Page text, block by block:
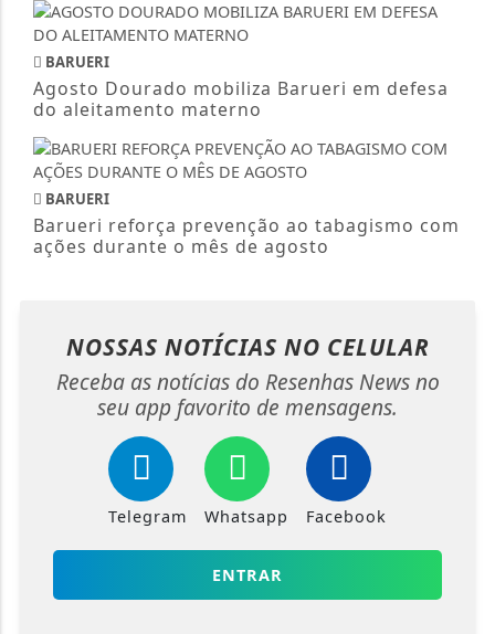
BARUERI
Agosto Dourado mobiliza Barueri em defesa
do aleitamento materno
BARUERI
Barueri reforça prevenção ao tabagismo com
ações durante o mês de agosto
NOSSAS NOTÍCIAS NO CELULAR
Receba as notícias do Resenhas News no
seu app favorito de mensagens.
Telegram Whatsapp Facebook
ENTRAR